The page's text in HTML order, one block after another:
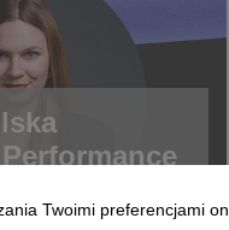
Twoimi preferencjami